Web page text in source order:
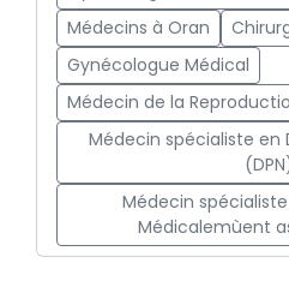
Médecins à Oran
Gynécologue Médical
Médecin de la
Médecin spécialiste en
Médecin
Médicalemùent